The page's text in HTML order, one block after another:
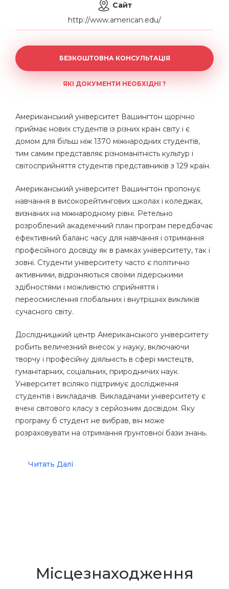
Сайт
http://www.american.edu/
БЕЗКОШТОВНА КОНСУЛЬТАЦІЯ
ЯКІ ДОКУМЕНТИ НЕОБХІДНІ ?
Американський університет Вашингтон щорічно
приймає нових студентів із різних країн світу і є
домом для більш ніж 1370 міжнародних студентів,
тим самим представляє різноманітність культур і
світосприйняття студентів представників з 129 країн.
Американський університет Вашингтон пропонує
навчання в високорейтингових школах і коледжах,
визнаних на міжнародному рівні. Ретельно
розроблений академічний план програм передбачає
ефективний баланс часу для навчання і отримання
професійного досвіду як в рамках університету, так і
зовні. Студенти університету часто є політично
активними, відрізняються своїми лідерськими
здібностями і можливістю сприйняття і
переосмислення глобальних і внутрішніх викликів
сучасного світу.
Дослідницький центр Американського університету
робить величезний внесок у науку, включаючи
творчу і професійну діяльність в сфері мистецтв,
гуманітарних, соціальних, природничих наук.
Університет всіляко підтримує дослідження
студентів і викладачів. Викладачами університету є
вчені світового класу з серйозним досвідом. Яку
програму б студент не вибрав, він може
розраховувати на отримання ґрунтовної бази знань.
Читать Далі
Місцезнаходження